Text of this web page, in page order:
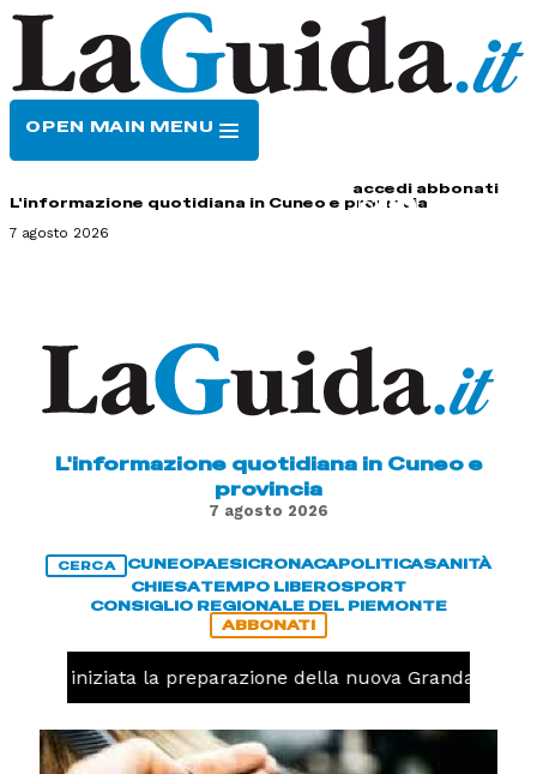
OPEN MAIN MENU
accedi abbonati
L'informazione quotidiana in Cuneo e provincia
7 agosto 2026
L'informazione quotidiana in Cuneo e
provincia
7 agosto 2026
CERCA CUNEOPAESICRONACAPOLITICASANITÀ
CHIESATEMPO LIBEROSPORT
CONSIGLIO REGIONALE DEL PIEMONTE
ABBONATI
iniziata la preparazione della nuova Granda Volley